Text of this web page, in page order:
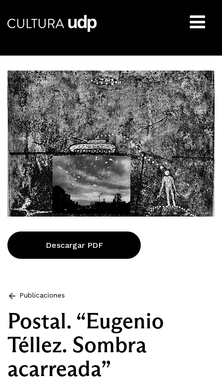
Descargar PDF
Publicaciones
Postal. “Eugenio
Téllez. Sombra
acarreada”